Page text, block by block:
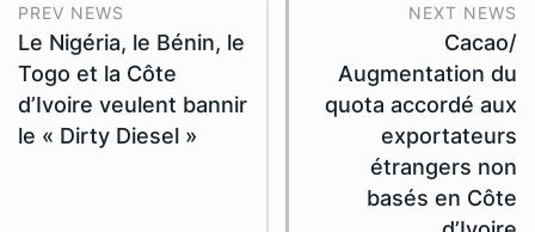
PREV NEWS
Le Nigéria, le Bénin, le
Togo et la Côte
d’Ivoire veulent bannir
le « Dirty Diesel »
NEXT NEWS
Cacao/
Augmentation du
quota accordé aux
exportateurs
étrangers non
basés en Côte